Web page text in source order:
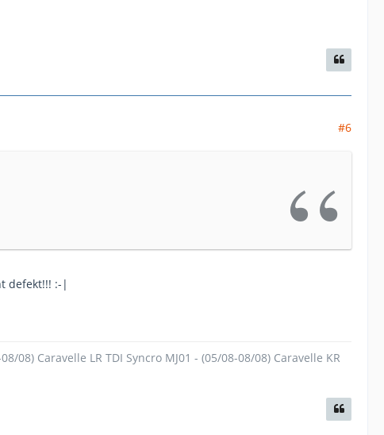
#6
defekt!!! :-|
08) Caravelle LR TDI Syncro MJ01 - (05/08-08/08) Caravelle KR